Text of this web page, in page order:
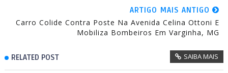
ARTIGO MAIS ANTIGO
Carro Colide Contra Poste Na Avenida Celina Ottoni E
Mobiliza Bombeiros Em Varginha, MG
RELATED POST SAIBA MAIS